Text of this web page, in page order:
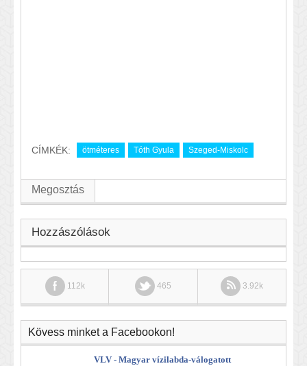
CÍMKÉK: ötméteres Tóth Gyula Szeged-Miskolc
Megosztás
Hozzászólások
112k 465 3.92k
Kövess minket a Facebookon!
VLV - Magyar vízilabda-válogatott